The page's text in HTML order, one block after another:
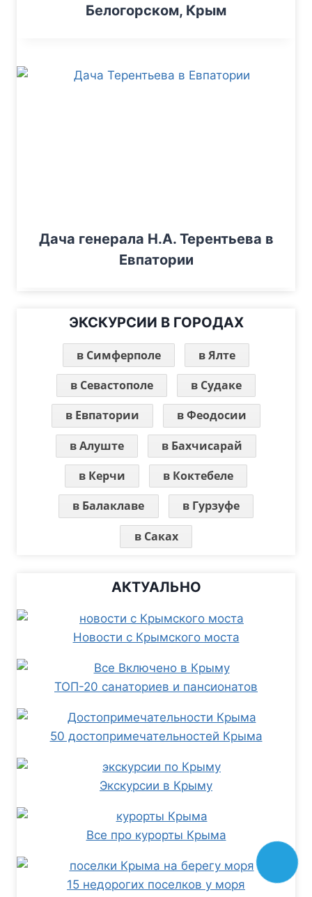
Белогорском, Крым
Дача генерала Н.А. Терентьева в
Евпатории
ЭКСКУРСИИ В ГОРОДАХ
в Симферполе
в Ялте
в Севастополе
в Судаке
в Евпатории
в Феодосии
в Алуште
в Бахчисарай
в Керчи
в Коктебеле
в Балаклаве
в Гурзуфе
в Саках
АКТУАЛЬНО
Новости с Крымского моста
ТОП-20 санаториев и пансионатов
50 достопримечательностей Крыма
Экскурсии в Крыму
Все про курорты Крыма
15 недорогих поселков у моря